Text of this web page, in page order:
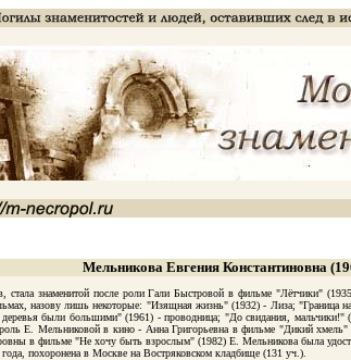
Мельникова Евгения Константиновна
знаменитой после роли Гали Быстровой в фильме "Лётчики"
назову лишь некоторые: "Изящная жизнь" (1932) - Лиза;
были большими" (1961) - проводница; "До свидания,
Е. Мельниковой в кино - Анна Григорьевна в фильме "Дикий хмель"
в фильме "Не хочу быть взрослым" (1982) Е. Мельникова была
похоронена в Москве на Востряковском кладбище (131 уч.).